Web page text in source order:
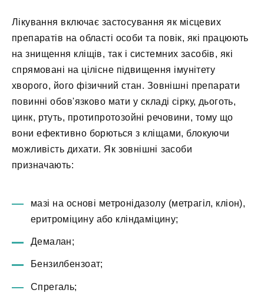
Лікування включає застосування як місцевих
препаратів на області особи та повік, які працюють
на знищення кліщів, так і системних засобів, які
спрямовані на цілісне підвищення імунітету
хворого, його фізичний стан. Зовнішні препарати
повинні обов'язково мати у складі сірку, дьоготь,
цинк, ртуть, протипротозойні речовини, тому що
вони ефективно борються з кліщами, блокуючи
можливість дихати. Як зовнішні засоби
призначають:
мазі на основі метронідазолу (метрагіл, кліон),
еритроміцину або кліндаміцину;
Демалан;
Бензилбензоат;
Спрегаль;